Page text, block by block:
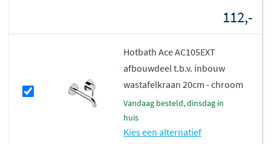
Flexibel en veelzijdig in afmetingen
nu kiest voor een enkele waskom in het midden of een
dubbele waskom voor extra gemak, er is altijd een
112,-
Hotbath Ace AC105EXT
afbouwdeel t.b.v. inbouw
wastafelkraan 20cm - chroom
vandaag besteld, dinsdag in
huis
Kies een alternatief